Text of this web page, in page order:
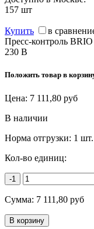
157 шт
Купить в
Пресс-контроль
230 В
Положить товар в
Цена: 7 111,80 руб
В наличии
Норма отгрузки: 1 шт.
Кол-во единиц:
-1
Сумма: 7 111,80 руб